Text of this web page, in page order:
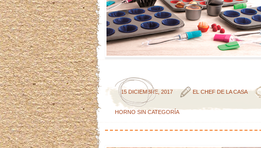
15 DICIEMBRE, 2017 EL CHEF DE LA CASA
HORNO SIN CATEGORÍA